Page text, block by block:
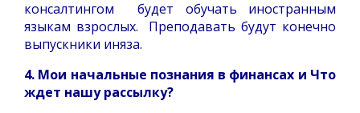
консалтингом будет обучать иностранным
языкам взрослых. Преподавать будут конечно
выпускники иняза.
4. Мои начальные познания в финансах и Что
ждет нашу рассылку?